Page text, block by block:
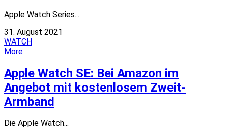
Apple Watch Series...
31. August 2021
WATCH
More
Apple Watch SE: Bei Amazon im
Angebot mit kostenlosem Zweit-
Armband
Die Apple Watch...